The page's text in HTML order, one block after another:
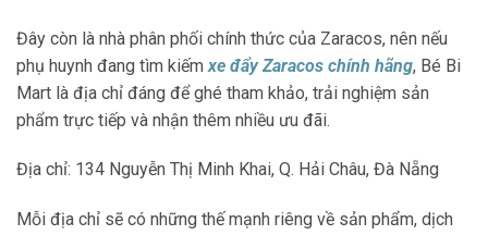
Đây còn là nhà phân phối chính thức của Zaracos, nên nếu
phụ huynh đang tìm kiếm xe đẩy Zaracos chính hãng, Bé Bi
Mart là địa chỉ đáng để ghé tham khảo, trải nghiệm sản
phẩm trực tiếp và nhận thêm nhiều ưu đãi.
Địa chỉ: 134 Nguyễn Thị Minh Khai, Q. Hải Châu, Đà Nẵng
Mỗi địa chỉ sẽ có những thế mạnh riêng về sản phẩm, dịch